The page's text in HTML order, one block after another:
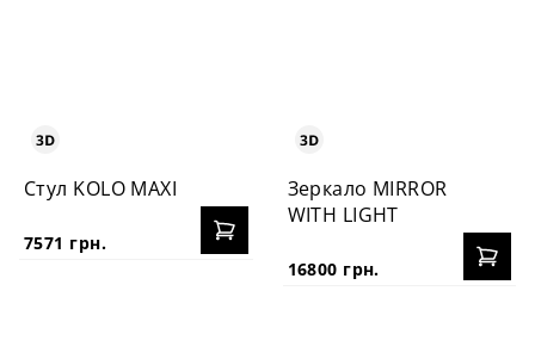
Стул KOLO MAXI
7571 грн.
Зеркало MIRROR
WITH LIGHT
16800 грн.